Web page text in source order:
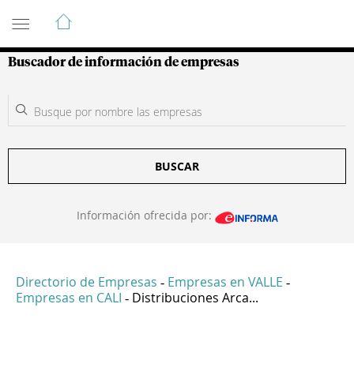
Guía de Empresas Colombianas
Buscador de información de empresas
BUSCAR
Información ofrecida por:
Directorio de Empresas - Empresas en VALLE -
Empresas en CALI - Distribuciones Arca...